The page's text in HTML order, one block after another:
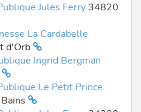
Jules Ferry 34820
La Cardabelle
d'Orb
Ingrid Bergman
Le Petit Prince